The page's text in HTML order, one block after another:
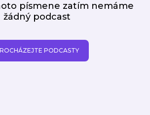
písmene zatím nemáme
žádný podcast
PODCASTY